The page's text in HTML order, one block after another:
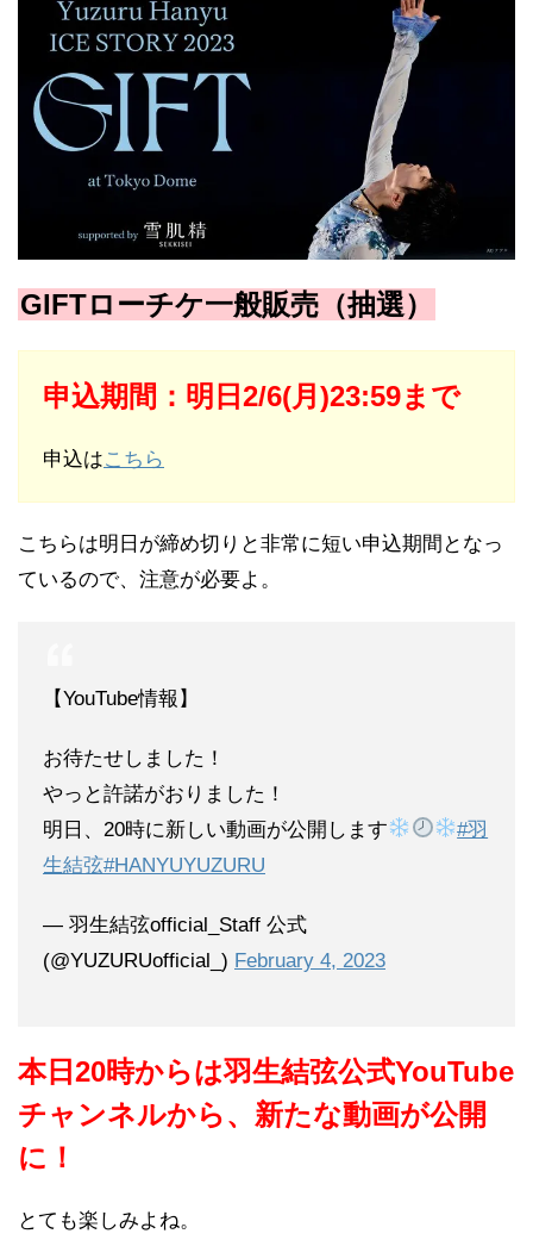
GIFTローチケ一般販売（抽選）
申込期間：明日2/6(月)23:59まで
申込はこちら
こちらは明日が締め切りと非常に短い申込期間となっ
ているので、注意が必要よ。
【YouTube情報】
お待たせしました！
やっと許諾がおりました！
明日、20時に新しい動画が公開します
#羽
生結弦#HANYUYUZURU
— 羽生結弦official_Staff 公式
(@YUZURUofficial_) February 4, 2023
本日20時からは羽生結弦公式YouTube
チャンネルから、新たな動画が公開
に！
とても楽しみよね。